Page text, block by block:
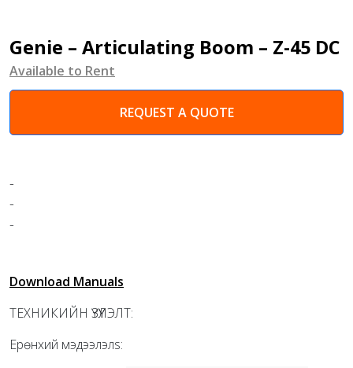
Genie – Articulating Boom – Z-45 DC
Available to Rent
REQUEST A QUOTE
-
-
-
Download Manuals
ТЕХНИКИЙН ҮЗҮҮЛЭЛТ:
Ерөнхий мэдээлэлs: